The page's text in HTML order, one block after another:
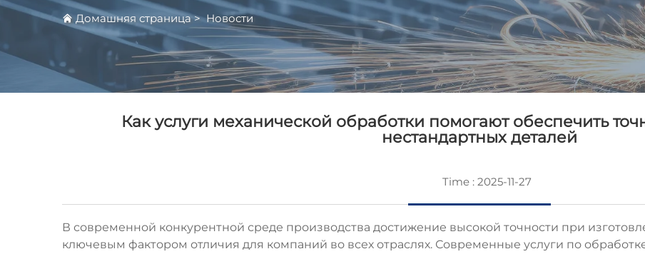
Домашняя страница>Новости
Как услуги механической обработки помогают обеспечить
нестандартных деталей
Time : 2025-11-27
В современной конкурентной среде производства достижение высокой точности при
ключевым фактором отличия для компаний во всех отраслях. Современные услуги по